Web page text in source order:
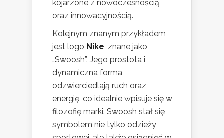
kojarzone z nowoczesnością
oraz innowacyjnością.
Kolejnym znanym przykładem
jest logo Nike , znane jako
„Swoosh”. Jego prostota i
dynamiczna forma
odzwierciedlają ruch oraz
energię, co idealnie wpisuje się w
filozofię marki. Swoosh stał się
symbolem nie tylko odzieży